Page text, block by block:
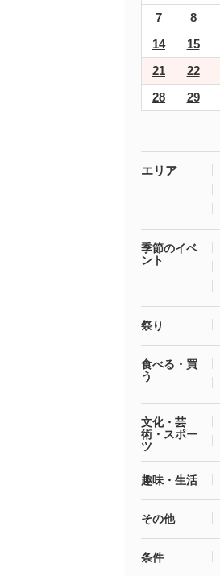
7
8
14
15
21
22
28
29
エリア
季節のイベ
ント
祭り
食べる・買
う
文化・芸
術・スポー
ツ
趣味・生活
その他
条件